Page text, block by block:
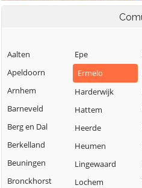
Aalten
Apeldoorn
Arnhem
Barneveld
Berg en Dal
Berkelland
Beuningen
Bronckhorst
Epe
Ermelo
Harderwijk
Hattem
Heerde
Heumen
Lingewaard
Lochem